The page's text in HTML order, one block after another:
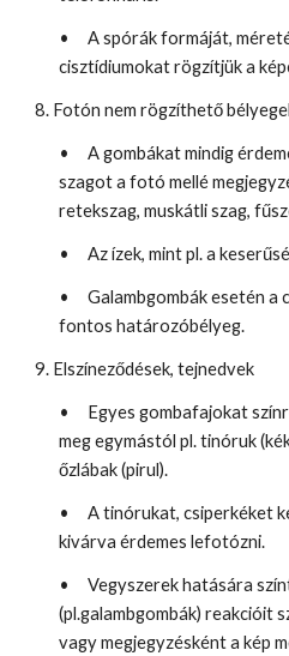
•
A spórák formáját,
cisztídiumokat rögzítjük a
8. Fotón nem rögzíthető
•
A gombákat mindig
szagot a fotó mellé
retekszag, muskátli szag,
• Az ízek, mint pl. a
•
Galambgombák esetén a
fontos határozóbélyeg.
9. Elszíneződések, tejnedvek
•
Egyes gombafajokat
meg egymástól pl. tinóruk
őzlábak (pirul).
•
A tinórukat, csiperkéket
kivárva érdemes lefotózni.
•
Vegyszerek hatására
(pl.galambgombák) reakcióit
vagy megjegyzésként a kép